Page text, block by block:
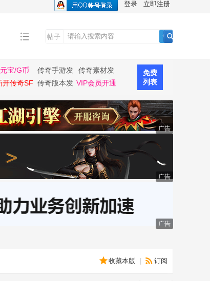
登录 立即注册
帖子
元宝/G币
传奇手游发
布
传奇素材发
布
开传奇SF 传奇版本发 VIP会员开通
免费
列表
广告
广告
广告
收藏本版 订阅